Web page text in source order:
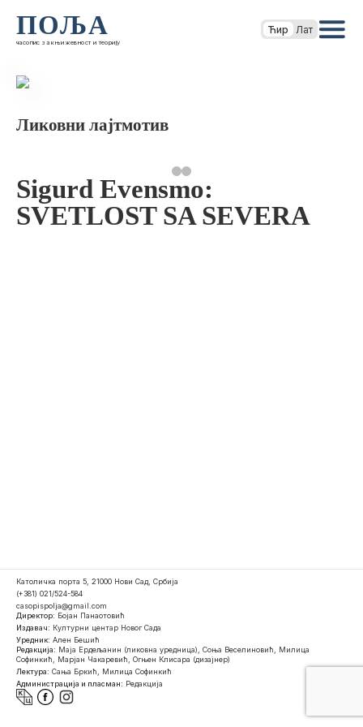
ПОЉА
часопис за књижевност и теорију
Ћир Лат
Ликовни лајтмотив
Sigurd Evensmo:
SVETLOST SA SEVERA
Католичка порта 5, 21000 Нови Сад, Србија
(+381) 021/524-584
casopispolja@gmail.com
Директор: Бојан Панаотовић
Издавач: Културни центар Новог Сада
Уредник: Ален Бешић
Редакција: Маја Ердељанин (ликовна уредница), Соња Веселиновић, Милица
Софинкић, Марјан Чакаревић, Огњен Клисара (дизајнер)
Лектура: Сања Бркић, Милица Софинкић
Администрација и пласман: Редакција